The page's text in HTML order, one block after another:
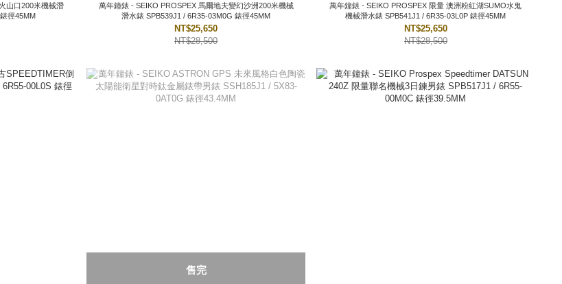
山口200米機械潛
徑45MM
萬年鐘錶 - SEIKO PROSPEX 馬爾地夫變幻沙洲200米機械
潛水錶 SPB539J1 / 6R35-03M0G 錶徑45MM
NT$25,650
NT$28,500
萬年鐘錶 - SEIKO PROSPEX 限量 澳洲粉紅湖SUMO水鬼
機械潛水錶 SPB541J1 / 6R35-03L0P 錶徑45MM
NT$25,650
NT$28,500
售完